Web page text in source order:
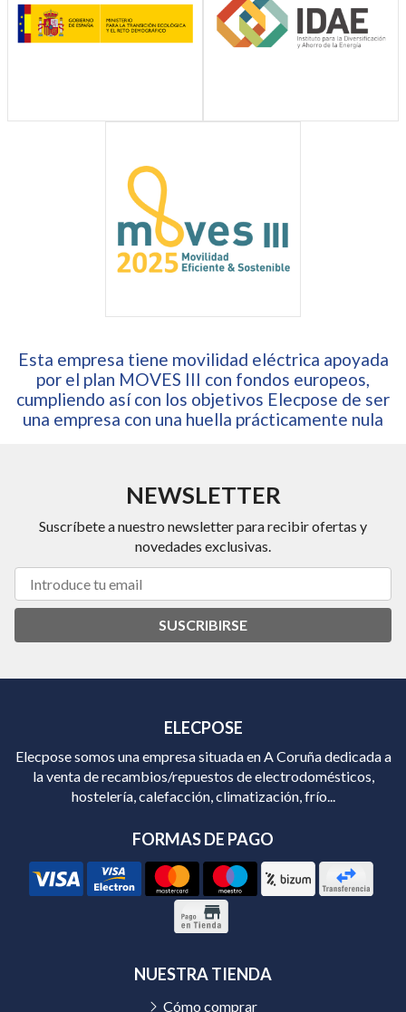
Esta empresa tiene movilidad eléctrica apoyada
por el plan MOVES III con fondos europeos,
cumpliendo así con los objetivos Elecpose de ser
una empresa con una huella prácticamente nula
NEWSLETTER
Suscríbete a nuestro newsletter para recibir ofertas y
novedades exclusivas.
SUSCRIBIRSE
ELECPOSE
Elecpose somos una empresa situada en A Coruña dedicada a
la venta de recambios/repuestos de electrodomésticos,
hostelería, calefacción, climatización, frío...
FORMAS DE PAGO
NUESTRA TIENDA
Cómo comprar